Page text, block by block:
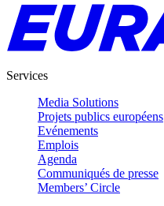
Services
Media Solutions
Projets publics européens
Evénements
Emplois
Agenda
Communiqués de presse
Members’ Circle